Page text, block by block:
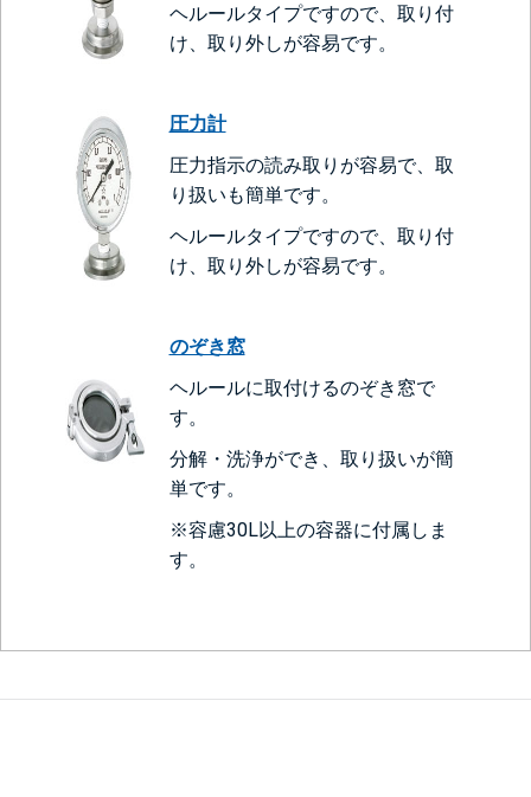
ヘルールタイプですので、取り付
け、取り外しが容易です。
圧力計
圧力指示の読み取りが容易で、取
り扱いも簡単です。
ヘルールタイプですので、取り付
け、取り外しが容易です。
のぞき窓
ヘルールに取付けるのぞき窓で
す。
分解・洗浄ができ、取り扱いが簡
単です。
※容慮30L以上の容器に付属しま
す。